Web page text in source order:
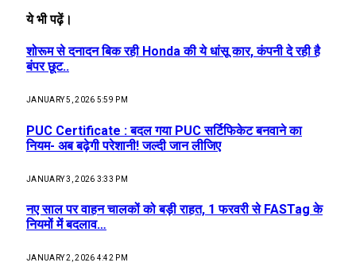
ये भी पढ़ें।
शोरूम से दनादन बिक रही Honda की ये धांसू कार, कंपनी दे रही है
बंपर छूट..
JANUARY 5, 2026 5:59 PM
PUC Certificate : बदल गया PUC सर्टिफिकेट बनवाने का
नियम- अब बढ़ेगी परेशानी! जल्दी जान लीजिए
JANUARY 3, 2026 3:33 PM
नए साल पर वाहन चालकों को बड़ी राहत, 1 फरवरी से FASTag के
नियमों में बदलाव…
JANUARY 2, 2026 4:42 PM